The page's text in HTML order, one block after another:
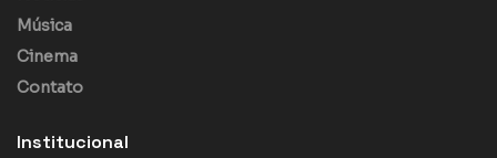
Música
Cinema
Contato
Institucional